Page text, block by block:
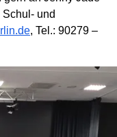
und
, Tel.: 90279 –